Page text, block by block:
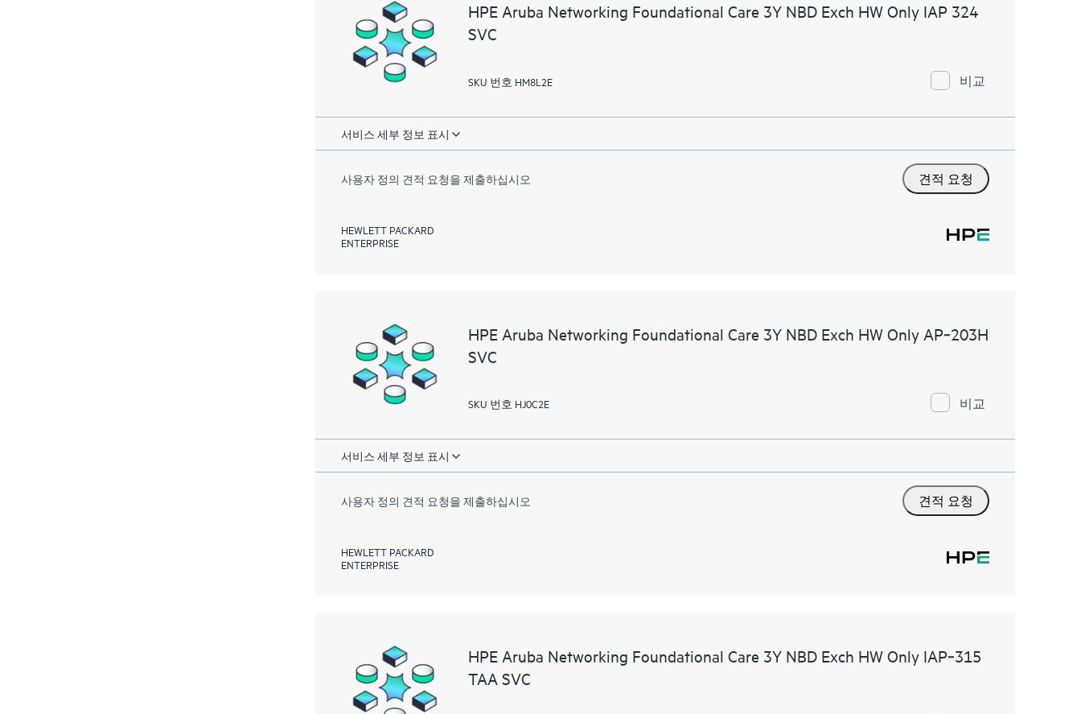
HPE Aruba Networking Foundational Care 3Y NBD Exch HW Only IAP 324
SVC
SKU 번호 HM8L2E 비교
서비스 세부 정보 표시
사용자 정의 견적 요청을 제출하십시오 견적 요청
HEWLETT PACKARD
ENTERPRISE
HPE Aruba Networking Foundational Care 3Y NBD Exch HW Only AP‑203H
SVC
SKU 번호 HJ0C2E 비교
서비스 세부 정보 표시
사용자 정의 견적 요청을 제출하십시오 견적 요청
HEWLETT PACKARD
ENTERPRISE
HPE Aruba Networking Foundational Care 3Y NBD Exch HW Only IAP‑315
TAA SVC